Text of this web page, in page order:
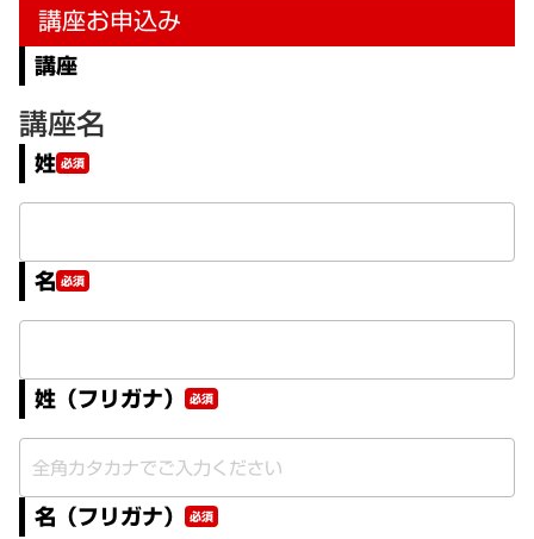
講座お申込み
講座
講座名
姓 必須
名 必須
姓（フリガナ） 必須
名（フリガナ） 必須